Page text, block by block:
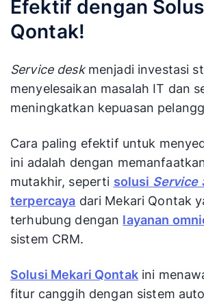
Efektif dengan
Qontak!
Service deskmenjadi investasi
menyelesaikan masalah IT dan
meningkatkan kepuasan
Cara paling efektif untuk
ini adalah dengan
mutakhir, seperti solusi Service
terpercaya dari Mekari Qontak
terhubung dengan layanan
sistem CRM.
Solusi Mekari Qontakini
fitur canggih dengan sistem